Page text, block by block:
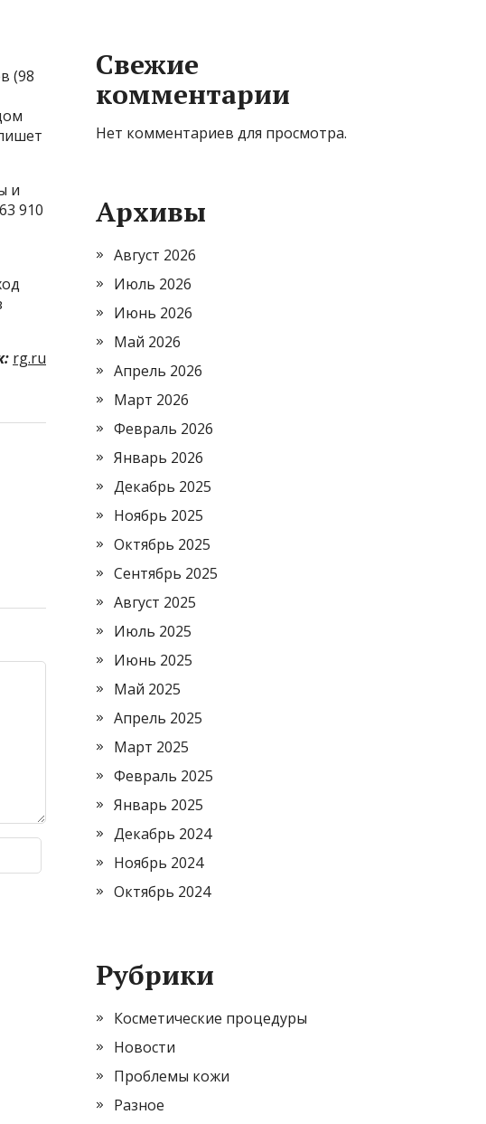
(98
и
910
rg.ru
Свежие
комментарии
Нет комментариев для просмотра.
Архивы
Август 2026
Июль 2026
Июнь 2026
Май 2026
Апрель 2026
Март 2026
Февраль 2026
Январь 2026
Декабрь 2025
Ноябрь 2025
Октябрь 2025
Сентябрь 2025
Август 2025
Июль 2025
Июнь 2025
Май 2025
Апрель 2025
Март 2025
Февраль 2025
Январь 2025
Декабрь 2024
Ноябрь 2024
Октябрь 2024
Рубрики
Косметические процедуры
Новости
Проблемы кожи
Разное